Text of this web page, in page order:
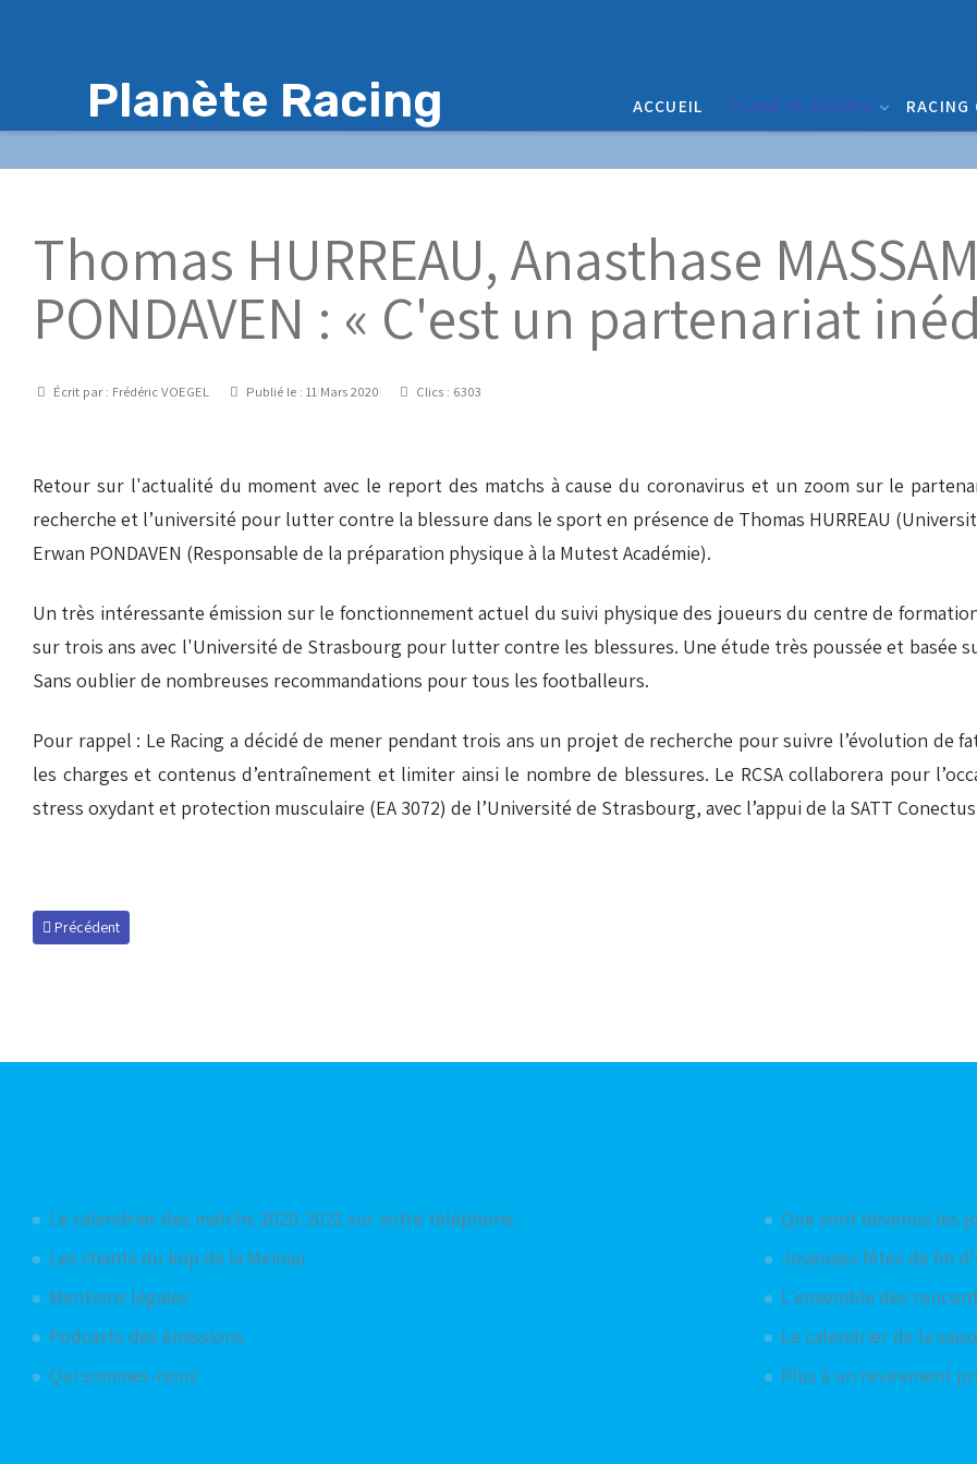
Planète Racing ACCUEIL PLANÈTE RACING RACING
Thomas HURREAU, Anasthase
PONDAVEN : « C'est un partenariat
DétailsÉcrit par : Frédéric VOEGEL Publié le : 11 Mars 2020 Clics : 6303
Retour sur l'actualité du moment avec le report des matchs à cause du coronavirus et un zoom sur le
recherche et l’université pour lutter contre la blessure dans le sport en présence de Thomas HURREAU
Erwan PONDAVEN (Responsable de la préparation physique à la Mutest Académie).
Un très intéressante émission sur le fonctionnement actuel du suivi physique des joueurs du centre de
sur trois ans avec l'Université de Strasbourg pour lutter contre les blessures. Une étude très poussée et basée
Sans oublier de nombreuses recommandations pour tous les footballeurs.
Pour rappel : Le Racing a décidé de mener pendant trois ans un projet de recherche pour suivre l’évolution de
les charges et contenus d’entraînement et limiter ainsi le nombre de blessures. Le RCSA collaborera pour
stress oxydant et protection musculaire (EA 3072) de l’Université de Strasbourg, avec l’appui de la SATT
Article précédent : Franck Dja Djédjé, invité de l'émission du 8 septembre 2020
Précédent
Le calendrier des matchs 2020-2021 sur votre téléphone
Les chants du kop de la Meinau
Mentions légales
Podcasts des émissions
Qui sommes-nous
Que sont devenus les
Joyeuses fêtes de fin
L'ensemble des
Le calendrier de la
Plus à un revirement